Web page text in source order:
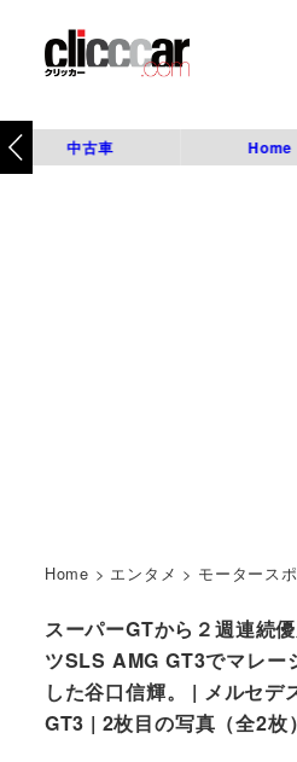
中古車 Home
Home > エンタメ > モータース
スーパーGTから２週連続
ツSLS AMG GT3でマレー
した谷口信輝。 | メルセ
GT3 | 2枚目の写真（全2枚）